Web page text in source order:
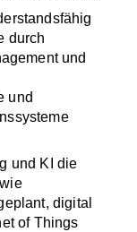
durch
und
und
und KI die
digital
of Things